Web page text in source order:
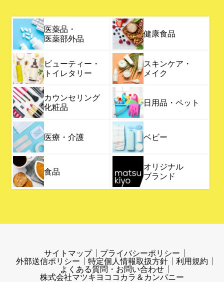
医薬品・
医薬部外品
健康食品
ビューティー・
トイレタリー
スキンケア・
メイク
カウンセリング
化粧品
日用品・ペット
医療・介護 ベビー
食品
オリジナル
ブランド
サイトマップ
プライバシーポリシー
外部送信ポリシー
特定個人情報取扱方針
利用規約
よくある質問・お問い合わせ
株式会社マツキヨココカラ＆カンパニー